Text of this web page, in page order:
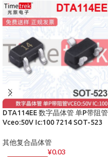
DTA114EE 数字晶体管 单P带阻管
Vceo:50V Ic:100 7214 SOT-523
其他复合晶体管
¥0.03